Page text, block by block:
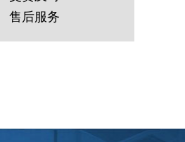
售后服务